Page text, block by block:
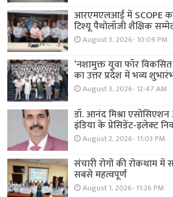
आरएमएलआई में SCOPE
टिश्यू पैथोलॉजी शैक्षिक
August 3, 2026- 10:09 PM
‘नशामुक्त युवा फॉर
का उत्तर प्रदेश में भव्य
August 3, 2026- 12:47 AM
डॉ. आनंद मिश्रा
इंडिया के प्रेसिडेंट-इलेक्ट
August 2, 2026- 11:03 PM
संचारी रोगों की रोकथाम में
सबसे महत्वपूर्ण
August 1, 2026- 11:26 PM